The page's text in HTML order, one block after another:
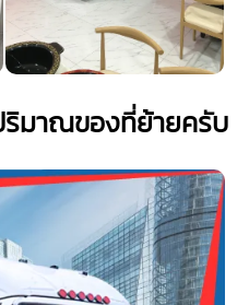
ริมาณของที่ย้ายครับ